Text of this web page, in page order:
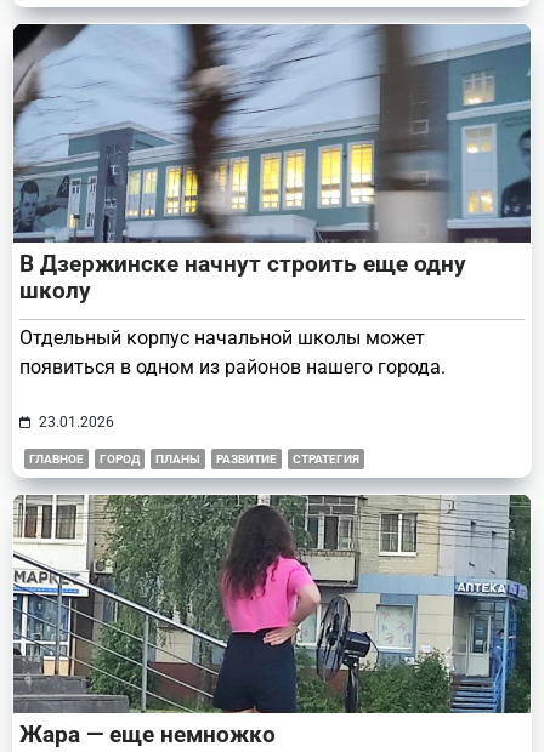
В Дзержинске начнут строить еще одну
школу
Отдельный корпус начальной школы может
появиться в одном из районов нашего города.
23.01.2026
ГЛАВНОЕ ГОРОД ПЛАНЫ РАЗВИТИЕ СТРАТЕГИЯ
Жара — еще немножко